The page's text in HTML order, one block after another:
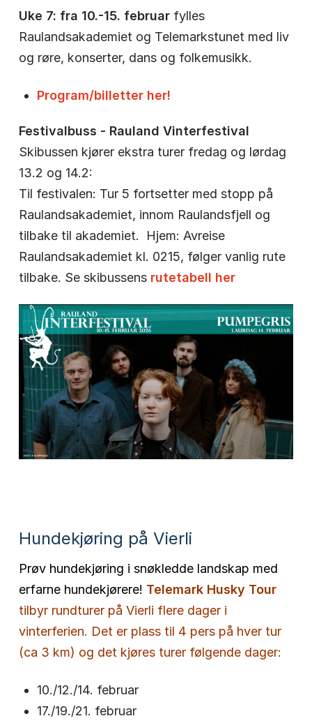
Uke 7: fra 10.-15. februarfylles
Raulandsakademiet og Telemarkstunet med liv
og røre, konserter, dans og folkemusikk.
Program/billetter her!
Festivalbuss - Rauland Vinterfestival
Skibussen kjører ekstra turer fredag og lørdag
13.2 og 14.2:
Til festivalen: Tur 5 fortsetter med stopp på
Raulandsakademiet, innom Raulandsfjell og
tilbake til akademiet.
Hjem: Avreise
Raulandsakademiet kl. 0215, følger vanlig rute
tilbake. Se skibussens rutetabell her
Hundekjøring på Vierli
Prøv hundekjøring i snøkledde landskap med
erfarne hundekjørere! Telemark Husky Tour
tilbyr rundturer på Vierli flere dager i
vinterferien. Det er plass til 4 pers på hver tur
(ca 3 km) og det kjøres turer følgende dager:
10./12./14. februar
17./19./21. februar